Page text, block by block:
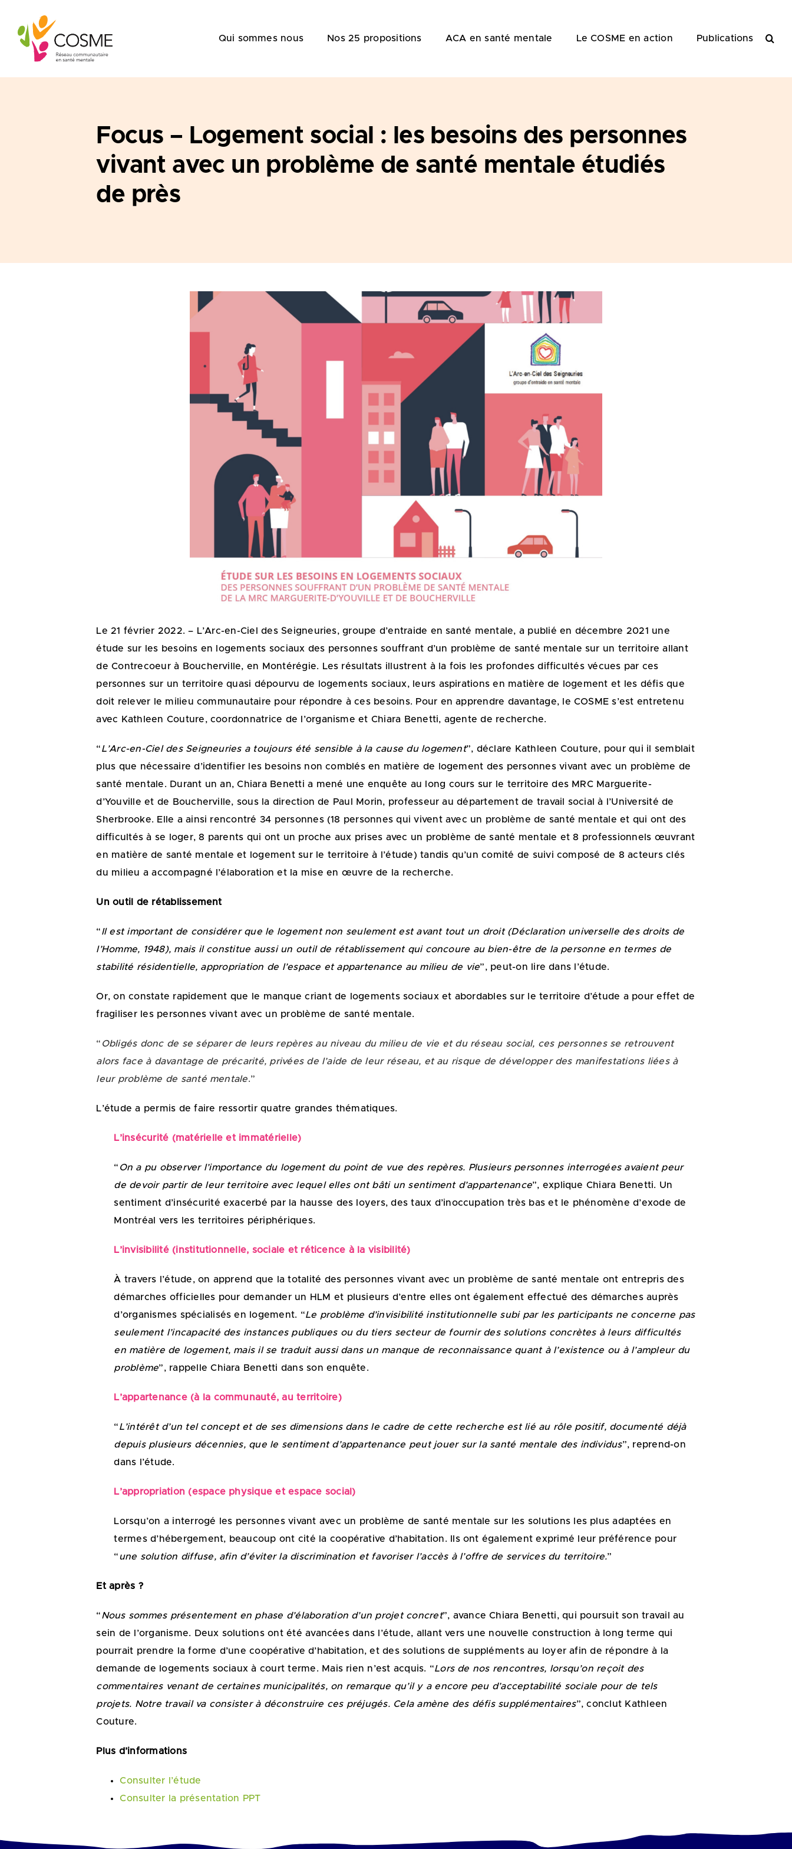
content
Qui sommes nous Nos 25 propositions ACA en santé mentale Le COSME en action Publications
Focus – Logement social : les besoins des personnes
vivant avec un problème de santé mentale étudiés
de près
Le 21 février 2022. – L’Arc-en-Ciel des Seigneuries, groupe d’entraide en santé mentale, a publié en décembre 2021 une
étude sur les besoins en logements sociaux des personnes souffrant d’un problème de santé mentale sur un territoire allant
de Contrecoeur à Boucherville, en Montérégie. Les résultats illustrent à la fois les profondes difficultés vécues par ces
personnes sur un territoire quasi dépourvu de logements sociaux, leurs aspirations en matière de logement et les défis que
doit relever le milieu communautaire pour répondre à ces besoins. Pour en apprendre davantage, le COSME s’est entretenu
avec Kathleen Couture, coordonnatrice de l’organisme et Chiara Benetti, agente de recherche.
“L’Arc-en-Ciel des Seigneuries a toujours été sensible à la cause du logement”, déclare Kathleen Couture, pour qui il semblait
plus que nécessaire d’identifier les besoins non comblés en matière de logement des personnes vivant avec un problème de
santé mentale. Durant un an, Chiara Benetti a mené une enquête au long cours sur le territoire des MRC Marguerite-
d’Youville et de Boucherville, sous la direction de Paul Morin, professeur au département de travail social à l’Université de
Sherbrooke. Elle a ainsi rencontré 34 personnes (18 personnes qui vivent avec un problème de santé mentale et qui ont des
difficultés à se loger, 8 parents qui ont un proche aux prises avec un problème de santé mentale et 8 professionnels œuvrant
en matière de santé mentale et logement sur le territoire à l’étude) tandis qu’un comité de suivi composé de 8 acteurs clés
du milieu a accompagné l’élaboration et la mise en œuvre de la recherche.
Un outil de rétablissement
“Il est important de considérer que le logement non seulement est avant tout un droit (Déclaration universelle des droits de
l’Homme, 1948), mais il constitue aussi un outil de rétablissement qui concoure au bien-être de la personne en termes de
stabilité résidentielle, appropriation de l’espace et appartenance au milieu de vie”, peut-on lire dans l’étude.
Or, on constate rapidement que le manque criant de logements sociaux et abordables sur le territoire d’étude a pour effet de
fragiliser les personnes vivant avec un problème de santé mentale.
“ Obligés donc de se séparer de leurs repères au niveau du milieu de vie et du réseau social, ces personnes se retrouvent
alors face à davantage de précarité, privées de l’aide de leur réseau, et au risque de développer des manifestations liées à
leur problème de santé mentale.”
L’étude a permis de faire ressortir quatre grandes thématiques.
L’insécurité (matérielle et immatérielle)
“ On a pu observer l’importance du logement du point de vue des repères. Plusieurs personnes interrogées avaient peur
de devoir partir de leur territoire avec lequel elles ont bâti un sentiment d’appartenance”, explique Chiara Benetti. Un
sentiment d’insécurité exacerbé par la hausse des loyers, des taux d’inoccupation très bas et le phénomène d’exode de
Montréal vers les territoires périphériques.
L’invisibilité (institutionnelle, sociale et réticence à la visibilité)
À travers l’étude, on apprend que la totalité des personnes vivant avec un problème de santé mentale ont entrepris des
démarches officielles pour demander un HLM et plusieurs d’entre elles ont également effectué des démarches auprès
d’organismes spécialisés en logement. “Le problème d’invisibilité institutionnelle subi par les participants ne concerne pas
seulement l’incapacité des instances publiques ou du tiers secteur de fournir des solutions concrètes à leurs difficultés
en matière de logement, mais il se traduit aussi dans un manque de reconnaissance quant à l’existence ou à l’ampleur du
problème”, rappelle Chiara Benetti dans son enquête.
L’appartenance (à la communauté, au territoire)
“L’intérêt d’un tel concept et de ses dimensions dans le cadre de cette recherche est lié au rôle positif, documenté déjà
depuis plusieurs décennies, que le sentiment d’appartenance peut jouer sur la santé mentale des individus”, reprend-on
dans l’étude.
L’appropriation (espace physique et espace social)
Lorsqu’on a interrogé les personnes vivant avec un problème de santé mentale sur les solutions les plus adaptées en
termes d’hébergement, beaucoup ont cité la coopérative d’habitation. Ils ont également exprimé leur préférence pour
“une solution diffuse, afin d’éviter la discrimination et favoriser l’accès à l’offre de services du territoire.”
Et après ?
“Nous sommes présentement en phase d’élaboration d’un projet concret”, avance Chiara Benetti, qui poursuit son travail au
sein de l’organisme. Deux solutions ont été avancées dans l’étude, allant vers une nouvelle construction à long terme qui
pourrait prendre la forme d’une coopérative d’habitation, et des solutions de suppléments au loyer afin de répondre à la
demande de logements sociaux à court terme. Mais rien n’est acquis. “Lors de nos rencontres, lorsqu’on reçoit des
commentaires venant de certaines municipalités, on remarque qu’il y a encore peu d’acceptabilité sociale pour de tels
projets. Notre travail va consister à déconstruire ces préjugés. Cela amène des défis supplémentaires”, conclut Kathleen
Couture.
Plus d’informations
Consulter l’étude
Consulter la présentation PPT